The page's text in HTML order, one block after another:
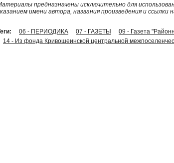
предназначены исключительно для
имени автора, названия произведения и
06 - ПЕРИОДИКА 07 - ГАЗЕТЫ
09 - Газета
14 - Из фонда Кривошеинской центральной